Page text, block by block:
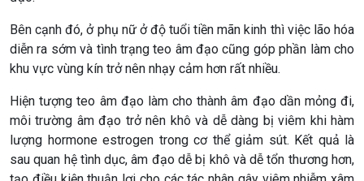
Bên cạnh đó, ở phụ nữ ở độ tuổi tiền mãn kinh thì việc lão hóa
diễn ra sớm và tình trạng teo âm đạo cũng góp phần làm cho
khu vực vùng kín trở nên nhạy cảm hơn rất nhiều.
Hiện tượng teo âm đạo làm cho thành âm đạo dần mỏng đi,
môi trường âm đạo trở nên khô và dễ dàng bị viêm khi hàm
lượng hormone estrogen trong cơ thể giảm sút. Kết quả là
sau quan hệ tình dục, âm đạo dễ bị khô và dễ tổn thương hơn,